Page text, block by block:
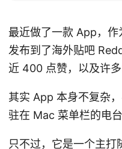
最近做了一款 App，
发布到了海外贴吧
近 400 点赞，以及许多
其实 App 本身不复杂
驻在 Mac 菜单栏的电台
只不过，它是一个主打